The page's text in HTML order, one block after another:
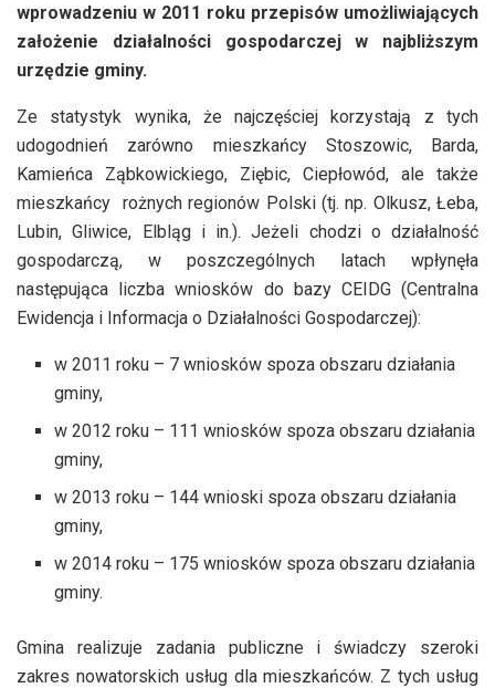
wprowadzeniu w 2011 roku przepisów umożliwiających
założenie działalności gospodarczej w najbliższym
urzędzie gminy.
Ze statystyk wynika, że najczęściej korzystają z tych
udogodnień zarówno mieszkańcy Stoszowic, Barda,
Kamieńca Ząbkowickiego, Ziębic, Ciepłowód, ale także
mieszkańcy rożnych regionów Polski (tj. np. Olkusz, Łeba,
Lubin, Gliwice, Elbląg i in.). Jeżeli chodzi o działalność
gospodarczą, w poszczególnych latach wpłynęła
następująca liczba wniosków do bazy CEIDG (Centralna
Ewidencja i Informacja o Działalności Gospodarczej):
w 2011 roku – 7 wniosków spoza obszaru działania
gminy,
w 2012 roku – 111 wniosków spoza obszaru działania
gminy,
w 2013 roku – 144 wnioski spoza obszaru działania
gminy,
w 2014 roku – 175 wniosków spoza obszaru działania
gminy.
Gmina realizuje zadania publiczne i świadczy szeroki
zakres nowatorskich usług dla mieszkańców. Z tych usług